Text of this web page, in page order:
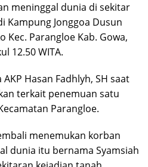
meninggal dunia di sekitar
Kampung Jonggoa Dusun
Kec. Parangloe Kab. Gowa,
12.50 WITA.
Hasan Fadhlyh, SH saat
terkait penemuan satu
Parangloe.
menemukan korban
dunia itu bernama Syamsiah